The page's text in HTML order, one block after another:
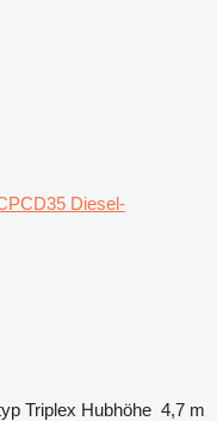
Diesel-
Triplex Hubhöhe 4,7 m